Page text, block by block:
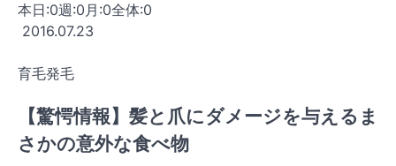
本日:0週:0 月:0全体:0
2016.07.23
育毛発毛
【驚愕情報】髪と爪にダメージを与えるま
さかの意外な食べ物